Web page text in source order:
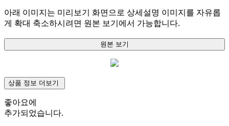
아래 이미지는 미리보기 화면으로 상세설명 이미지를 자유롭
게 확대 축소하시려면 원본 보기에서 가능합니다.
원본 보기
상품 정보 더보기
좋아요에
추가되었습니다.